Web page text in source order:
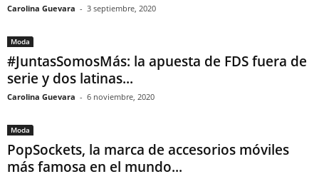
Carolina Guevara - 3 septiembre, 2020
Moda
#JuntasSomosMás: la apuesta de FDS fuera de
serie y dos latinas...
Carolina Guevara - 6 noviembre, 2020
Moda
PopSockets, la marca de accesorios móviles
más famosa en el mundo...